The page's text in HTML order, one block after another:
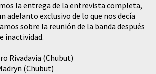
la entrega de la entrevista completa,
adelanto exclusivo de lo que nos decía
sobre la reunión de la banda después
inactividad.
Rivadavia (Chubut)
(Chubut)